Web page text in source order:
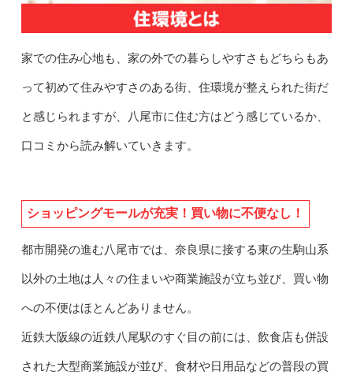
家での住み心地も、家の外での暮らしやすさもどちらもあ
って初めて住みやすさのある街、住環境が整えられた街だ
と感じられますが、八尾市に住む方はどう感じているか、
口コミから読み解いていきます。
ショッピングモールが充実！買い物に不便なし！
都市開発の進む八尾市では、奈良県に接する東の生駒山系
以外の土地は人々の住まいや商業施設が立ち並び、買い物
への不便はほとんどありません。
近鉄大阪線の近鉄八尾駅のすぐ目の前には、飲食店も併設
された大型商業施設が並び、食材や日用品などの普段の買